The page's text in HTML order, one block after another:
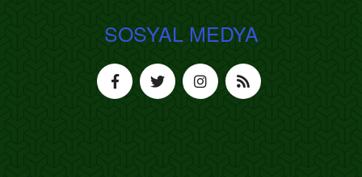
SOSYAL MEDYA